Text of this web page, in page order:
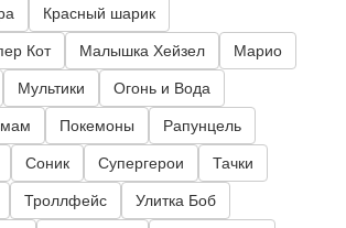
Красный шарик
Кот Малышка Хейзел Марио
Мультики Огонь и Вода
Покемоны Рапунцель
Соник Супергерои Тачки
Троллфейс Улитка Боб